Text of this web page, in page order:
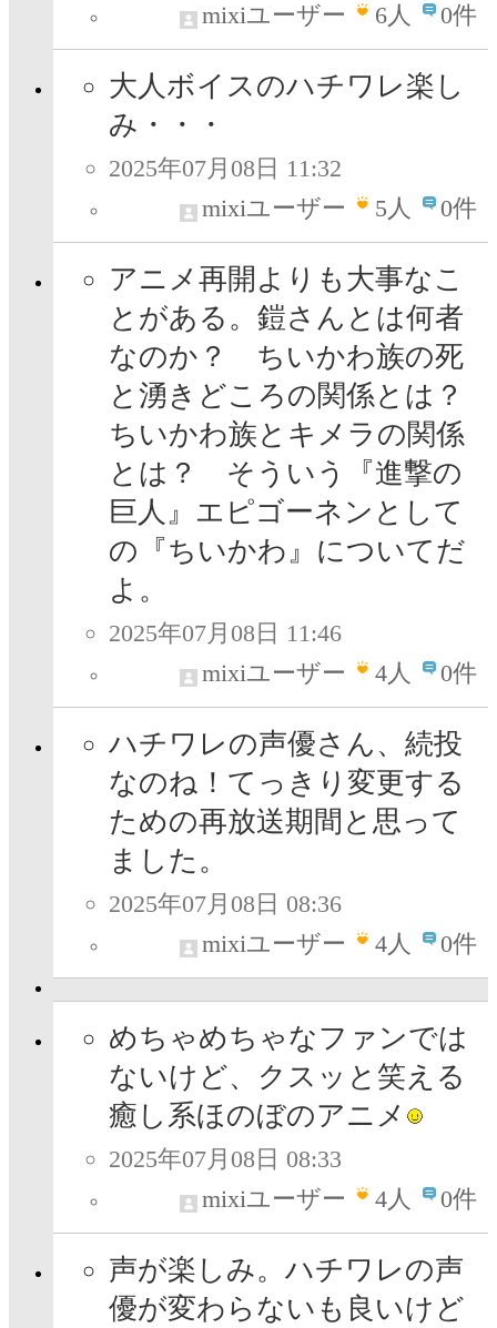
mixiユーザー
6人 0件
大人ボイスのハチワレ楽し
み・・・
2025年07月08日 11:32
mixiユーザー
5人 0件
アニメ再開よりも大事なこ
とがある。鎧さんとは何者
なのか？ ちいかわ族の死
と湧きどころの関係とは？
ちいかわ族とキメラの関係
とは？ そういう『進撃の
巨人』エピゴーネンとして
の『ちいかわ』についてだ
よ。
2025年07月08日 11:46
mixiユーザー
4人 0件
ハチワレの声優さん、続投
なのね！てっきり変更する
ための再放送期間と思って
ました。
2025年07月08日 08:36
mixiユーザー
4人 0件
めちゃめちゃなファンでは
ないけど、クスッと笑える
癒し系ほのぼのアニメ
2025年07月08日 08:33
mixiユーザー
4人 0件
声が楽しみ。ハチワレの声
優が変わらないも良いけど